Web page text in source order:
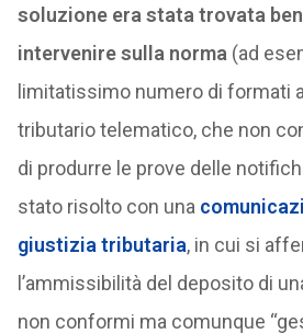
soluzione era stata trovata
intervenire sulla norma (ad
limitatissimo numero di formati
tributario telematico, che non
di produrre le prove delle
stato risolto con una
giustizia tributaria, in cui si
l’ammissibilità del deposito di
non conformi ma comunque